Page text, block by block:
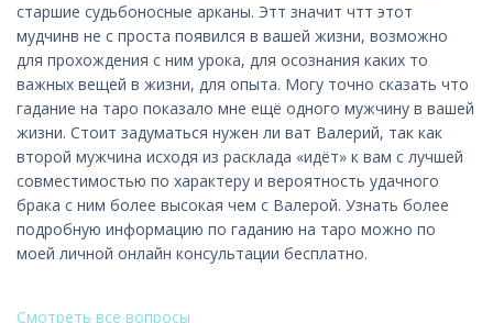
старшие судьбоносные арканы. Этт значит чтт этот
мудчинв не с проста появился в вашей жизни, возможно
для прохождения с ним урока, для осознания каких то
важных вещей в жизни, для опыта. Могу точно сказать что
гадание на таро показало мне ещё одного мужчину в вашей
жизни. Стоит задуматься нужен ли ват Валерий, так как
второй мужчина исходя из расклада «идёт» к вам с лучшей
совместимостью по характеру и вероятность удачного
брака с ним более высокая чем с Валерой. Узнать более
подробную информацию по гаданию на таро можно по
моей личной онлайн консультации бесплатно.
Смотреть все вопросы